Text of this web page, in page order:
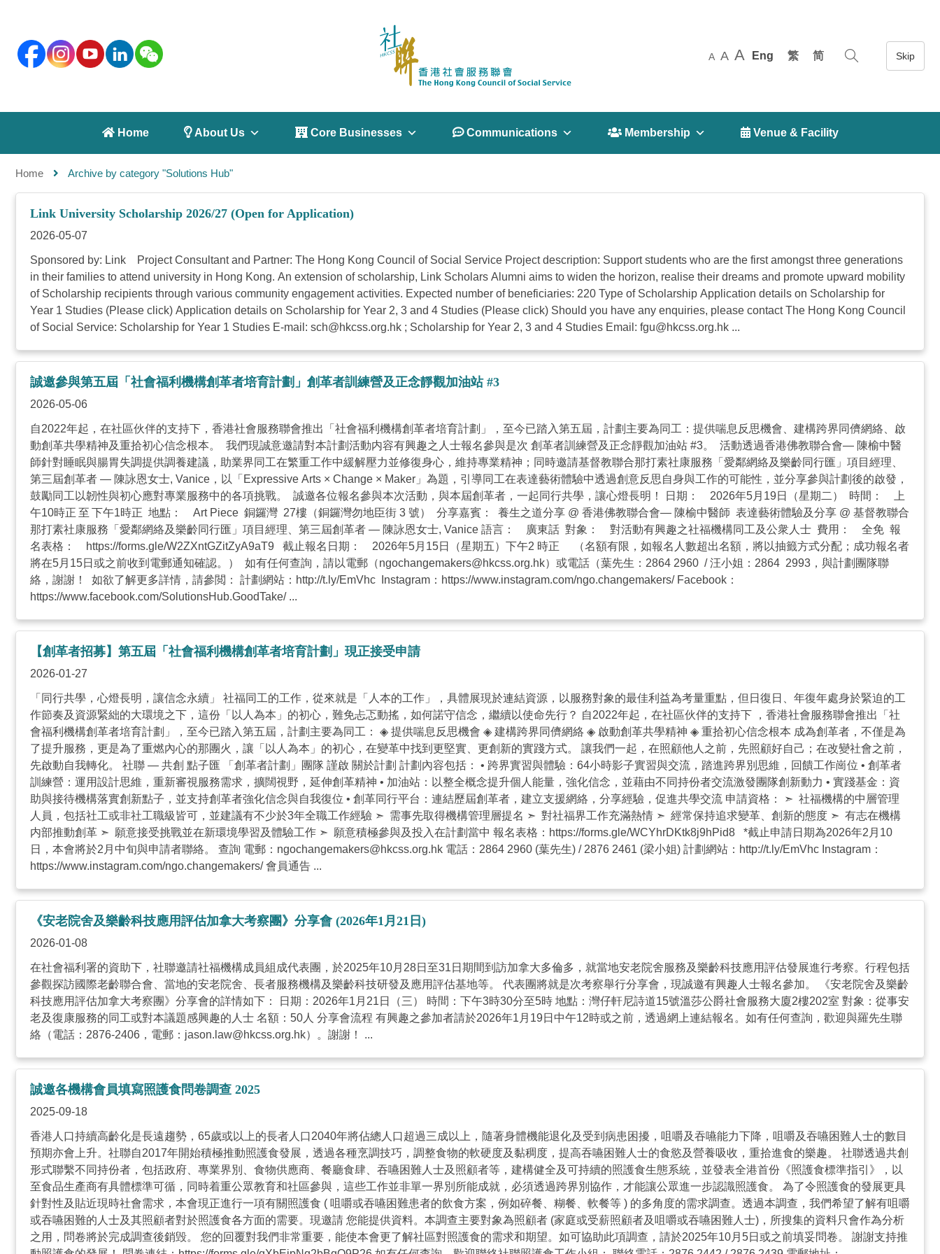
A A A Eng 繁 简
 Home  About Us  Core Businesses  Communications  Membership  Venue & Facility
Home Archive by category "Solutions Hub"
Link University Scholarship 2026/27 (Open for Application)
2026-05-07
Sponsored by: Link Project Consultant and Partner: The Hong Kong Council of Social Service Project description: Support students who are the first amongst three generations
in their families to attend university in Hong Kong. An extension of scholarship, Link Scholars Alumni aims to widen the horizon, realise their dreams and promote upward mobility
of Scholarship recipients through various community engagement activities. Expected number of beneficiaries: 220 Type of Scholarship Application details on Scholarship for
Year 1 Studies (Please click) Application details on Scholarship for Year 2, 3 and 4 Studies (Please click) Should you have any enquiries, please contact The Hong Kong Council
of Social Service: Scholarship for Year 1 Studies E-mail: sch@hkcss.org.hk ; Scholarship for Year 2, 3 and 4 Studies Email: fgu@hkcss.org.hk ...
誠邀參與第五屆「社會福利機構創革者培育計劃」創革者訓練營及正念靜觀加油站 #3
2026-05-06
自2022年起，在社區伙伴的支持下，香港社會服務聯會推出「社會福利機構創革者培育計劃」，至今已踏入第五屆，計劃主要為同工：提供喘息反思機會、建構跨界同儕網絡、啟
動創革共學精神及重拾初心信念根本。 我們現誠意邀請對本計劃活動内容有興趣之人士報名參與是次 創革者訓練營及正念靜觀加油站 #3。 活動透過香港佛教聯合會— 陳榆中醫
師針對睡眠與腸胃失調提供調養建議，助業界同工在繁重工作中緩解壓力並修復身心，維持專業精神；同時邀請基督教聯合那打素社康服務「愛鄰網絡及樂齡同行匯」項目經理、
第三屆創革者 — 陳詠恩女士, Vanice，以「Expressive Arts × Change × Maker」為題，引導同工在表達藝術體驗中透過創意反思自身與工作的可能性，並分享參與計劃後的啟發，
鼓勵同工以韌性與初心應對專業服務中的各項挑戰。 誠邀各位報名參與本次活動，與本屆創革者，一起同行共學，讓心燈長明！ 日期： 2026年5月19日（星期二） 時間： 上
午10時正 至 下午1時正 地點： Art Piece 銅鑼灣 27樓（銅鑼灣勿地臣街 3 號） 分享嘉賓： 養生之道分享 @ 香港佛教聯合會— 陳榆中醫師 表達藝術體驗及分享 @ 基督教聯合
那打素社康服務「愛鄰網絡及樂齡同行匯」項目經理、第三屆創革者 — 陳詠恩女士, Vanice 語言： 廣東話 對象： 對活動有興趣之社福機構同工及公衆人士 費用： 全免 報
名表格： https://forms.gle/W2ZXntGZitZyA9aT9 截止報名日期： 2026年5月15日（星期五）下午2 時正 （名額有限，如報名人數超出名額，將以抽籤方式分配；成功報名者
將在5月15日或之前收到電郵通知確認。） 如有任何查詢，請以電郵（ngochangemakers@hkcss.org.hk）或電話（葉先生：2864 2960 / 汪小姐：2864 2993，與計劃團隊聯
絡，謝謝！ 如欲了解更多詳情，請參閲： 計劃網站：http://t.ly/EmVhc Instagram：https://www.instagram.com/ngo.changemakers/ Facebook：
https://www.facebook.com/SolutionsHub.GoodTake/ ...
【創革者招募】第五屆「社會福利機構創革者培育計劃」現正接受申請
2026-01-27
「同行共學，心燈長明，讓信念永續」 社福同工的工作，從來就是「人本的工作」，具體展現於連結資源，以服務對象的最佳利益為考量重點，但日復日、年復年處身於緊迫的工
作節奏及資源緊絀的大環境之下，這份「以人為本」的初心，難免忐忑動搖，如何諾守信念，繼續以使命先行？ 自2022年起，在社區伙伴的支持下 ，香港社會服務聯會推出「社
會福利機構創革者培育計劃」，至今已踏入第五屆，計劃主要為同工： ◈ 提供喘息反思機會 ◈ 建構跨界同儕網絡 ◈ 啟動創革共學精神 ◈ 重拾初心信念根本 成為創革者，不僅是為
了提升服務，更是為了重燃內心的那團火，讓「以人為本」的初心，在變革中找到更堅實、更創新的實踐方式。 讓我們一起，在照顧他人之前，先照顧好自己；在改變社會之前，
先啟動自我轉化。 社聯 — 共創 點子匯 「創革者計劃」團隊 謹啟 關於計劃 計劃內容包括： • 跨界實習與體驗：64小時影子實習與交流，踏進跨界別思維，回饋工作崗位 ⁠• 創革者
訓練營：運用設計思維，重新審視服務需求，擴闊視野，延伸創革精神 •⁠ 加油站：以整全概念提升個人能量，強化信念，並藉由不同持份者交流激發團隊創新動力 ⁠• 實踐基金：資
助與接待機構落實創新點子，並支持創革者強化信念與自我復位 ⁠• 創革同行平台：連結歷屆創革者，建立支援網絡，分享經驗，促進共學交流 申請資格： ➣ 社福機構的中層管理
人員，包括社工或非社工職級皆可，並建議有不少於3年全職工作經驗 ➣ 需事先取得機構管理層提名 ➣ 對社福界工作充滿熱情 ➣ 經常保持追求變革、創新的態度 ➣ 有志在機構
内部推動創革 ➣ 願意接受挑戰並在新環境學習及體驗工作 ➣ 願意積極參與及投入在計劃當中 報名表格：https://forms.gle/WCYhrDKtk8j9hPid8 *截止申請日期為2026年2月10
日，本會將於2月中旬與申請者聯絡。 查詢 電郵： ngochangemakers@hkcss.org.hk 電話：2864 2960 (葉先生) / 2876 2461 (梁小姐) 計劃網站：http://t.ly/EmVhc Instagram：
https://www.instagram.com/ngo.changemakers/ 會員通告 ...
《安老院舍及樂齡科技應用評估加拿大考察團》分享會 (2026年1月21日)
2026-01-08
在社會福利署的資助下，社聯邀請社福機構成員組成代表團，於2025年10月28日至31日期間到訪加拿大多倫多，就當地安老院舍服務及樂齡科技應用評估發展進行考察。行程包括
參觀探訪國際老齡聯合會、當地的安老院舍、長者服務機構及樂齡科技研發及應用評估基地等。 代表團將就是次考察舉行分享會，現誠邀有興趣人士報名參加。 《安老院舍及樂齡
科技應用評估加拿大考察團》分享會的詳情如下： 日期：2026年1月21日（三） 時間：下午3時30分至5時 地點：灣仔軒尼詩道15號溫莎公爵社會服務大廈2樓202室 對象：從事安
老及復康服務的同工或對本議題感興趣的人士 名額：50人 分享會流程 有興趣之參加者請於2026年1月19日中午12時或之前，透過網上連結報名。如有任何查詢，歡迎與羅先生聯
絡（電話：2876-2406，電郵： jason.law@hkcss.org.hk）。謝謝！ ...
誠邀各機構會員填寫照護食問卷調查 2025
2025-09-18
香港人口持續高齡化是長遠趨勢，65歲或以上的長者人口2040年將佔總人口超過三成以上，隨著身體機能退化及受到病患困擾，咀嚼及吞嚥能力下降，咀嚼及吞嚥困難人士的數目
預期亦會上升。社聯自2017年開始積極推動照護食發展，透過各種烹調技巧，調整食物的軟硬度及黏稠度，提高吞嚥困難人士的食慾及營養吸收，重拾進食的樂趣。 社聯透過共創
形式聯繫不同持份者，包括政府、專業界別、食物供應商、餐廳食肆、吞嚥困難人士及照顧者等，建構健全及可持續的照護食生態系統，並發表全港首份《照護食標準指引》，以
至食品生產商有具體標準可循，同時着重公眾教育和社區參與，這些工作並非單一界別所能成就，必須透過跨界別協作，才能讓公眾進一步認識照護食。 為了令照護食的發展更具
針對性及貼近現時社會需求，本會現正進行一項有關照護食 ( 咀嚼或吞嚥困難患者的飲食方案，例如碎餐、糊餐、軟餐等 ) 的多角度的需求調查。透過本調查，我們希望了解有咀嚼
或吞嚥困難的人士及其照顧者對於照護食各方面的需要。現邀請 您能提供資料。本調查主要對象為照顧者 (家庭或受薪照顧者及咀嚼或吞嚥困難人士)，所搜集的資料只會作為分析
之用，問卷將於完成調查後銷毁。 您的回覆對我們非常重要，能使本會更了解社區對照護食的需求和期望。如可協助此項調查，請於2025年10月5日或之前填妥問卷。 謝謝支持推